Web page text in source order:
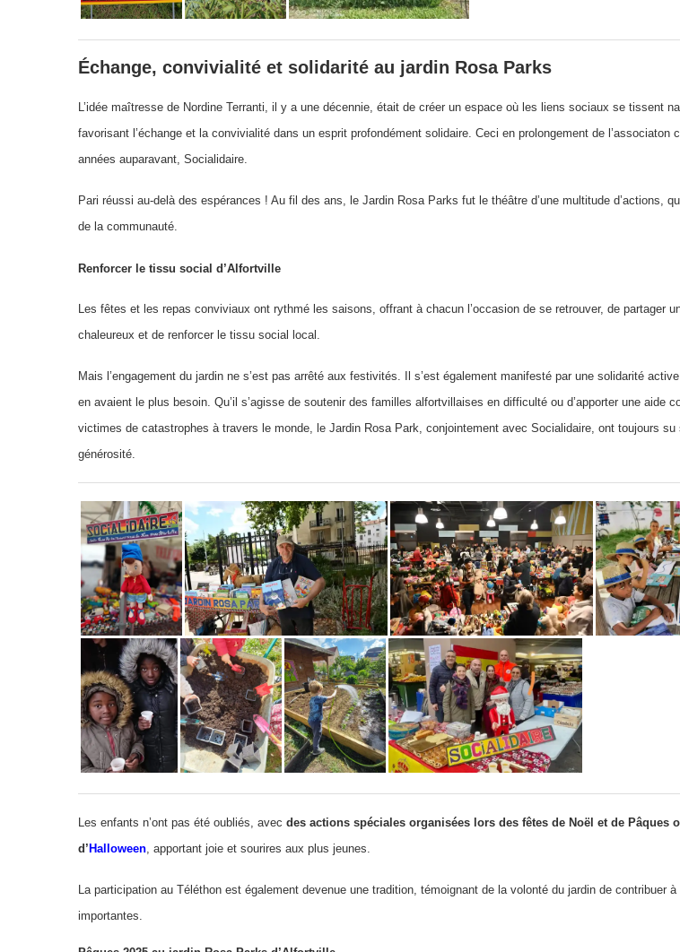
Échange, convivialité et solidarité au jardin Rosa Parks
L’idée maîtresse de Nordine Terranti, il y a une décennie, était de créer un espace où les liens sociaux se tissent
favorisant l’échange et la convivialité dans un esprit profondément solidaire. Ceci en prolongement de l’associaton
années auparavant, Socialidaire.
Pari réussi au-delà des espérances ! Au fil des ans, le Jardin Rosa Parks fut le théâtre d’une multitude d’actions,
de la communauté.
Renforcer le tissu social d’Alfortville
Les fêtes et les repas conviviaux ont rythmé les saisons, offrant à chacun l’occasion de se retrouver, de partager
chaleureux et de renforcer le tissu social local.
Mais l’engagement du jardin ne s’est pas arrêté aux festivités. Il s’est également manifesté par une solidarité
en avaient le plus besoin. Qu’il s’agisse de soutenir des familles alfortvillaises en difficulté ou d’apporter une aide
victimes de catastrophes à travers le monde, le Jardin Rosa Park, conjointement avec Socialidaire, ont toujours su
générosité.
Les enfants n’ont pas été oubliés, avec des actions spéciales organisées lors des fêtes de Noël et de Pâques
d’ Halloween, apportant joie et sourires aux plus jeunes.
La participation au Téléthon est également devenue une tradition, témoignant de la volonté du jardin de contribuer
importantes.